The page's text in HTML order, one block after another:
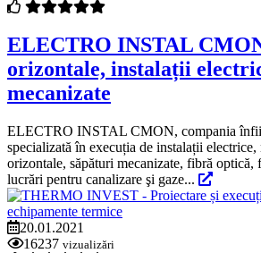
ELECTRO INSTAL
orizontale, instalații
mecanizate
ELECTRO INSTAL CMON, compania
specializată în execuția de instalații electrice,
orizontale, săpături mecanizate, fibră optică,
lucrări pentru canalizare şi gaze...
20.01.2021
16237 vizualizări